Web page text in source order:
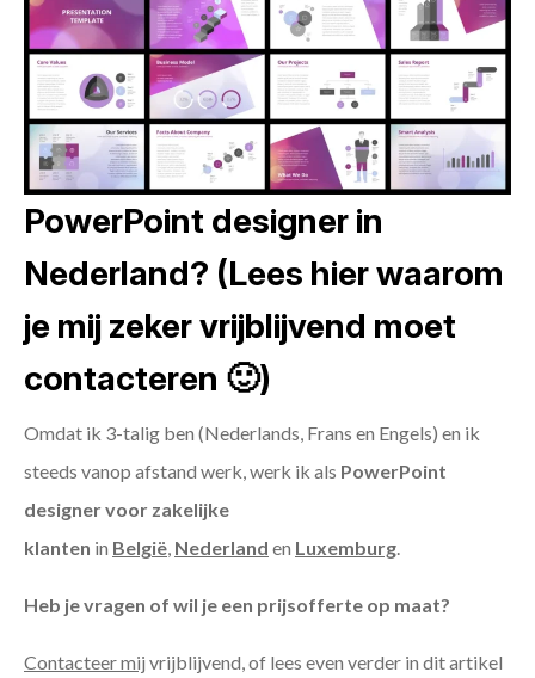
PowerPoint designer in
Nederland? (Lees hier waarom
je mij zeker vrijblijvend moet
contacteren 🙂)
Omdat ik 3-talig ben (Nederlands, Frans en Engels) en ik
steeds vanop afstand werk, werk ik als PowerPoint
designer voor zakelijke
klanten in België, Nederland en Luxemburg.
Heb je vragen of wil je een prijsofferte op maat?
Contacteer mij vrijblijvend, of lees even verder in dit artikel